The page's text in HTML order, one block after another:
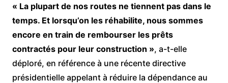
« La plupart de nos routes ne tiennent pas dans le
temps. Et lorsqu’on les réhabilite, nous sommes
encore en train de rembourser les prêts
contractés pour leur construction », a-t-elle
déploré, en référence à une récente directive
présidentielle appelant à réduire la dépendance au